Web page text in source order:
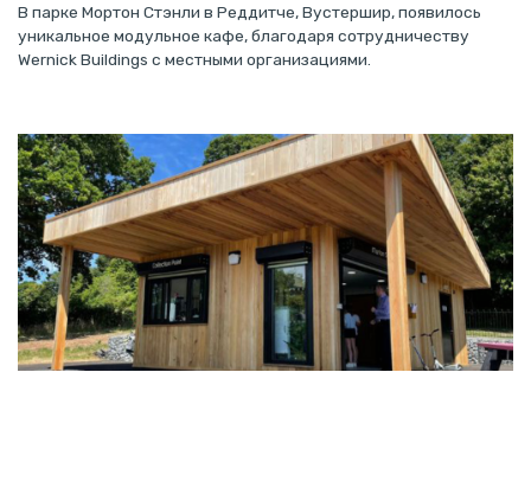
В парке Мортон Стэнли в Реддитче, Вустершир, появилось
уникальное модульное кафе, благодаря сотрудничеству
Wernick Buildings с местными организациями.